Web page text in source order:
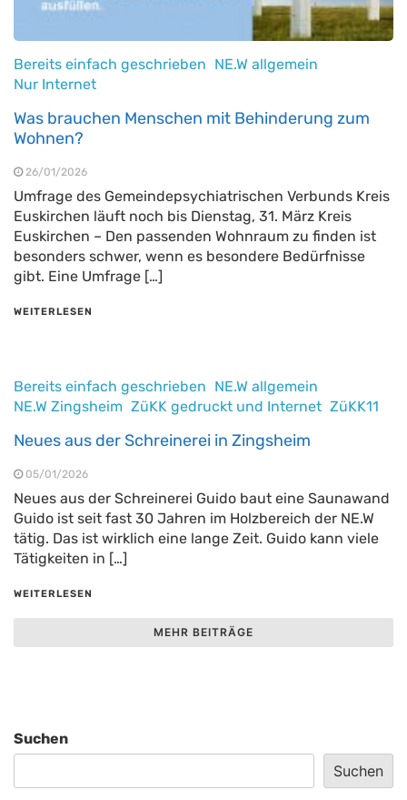
Bereits einfach geschrieben NE.W allgemein
Nur Internet
Was brauchen Menschen mit Behinderung zum
Wohnen?
26/01/2026
Umfrage des Gemeindepsychiatrischen Verbunds Kreis
Euskirchen läuft noch bis Dienstag, 31. März Kreis
Euskirchen – Den passenden Wohnraum zu finden ist
besonders schwer, wenn es besondere Bedürfnisse
gibt. Eine Umfrage […]
WEITERLESEN
Bereits einfach geschrieben NE.W allgemein
NE.W Zingsheim ZüKK gedruckt und Internet ZüKK11
Neues aus der Schreinerei in Zingsheim
05/01/2026
Neues aus der Schreinerei Guido baut eine Saunawand
Guido ist seit fast 30 Jahren im Holzbereich der NE.W
tätig. Das ist wirklich eine lange Zeit. Guido kann viele
Tätigkeiten in […]
WEITERLESEN
MEHR BEITRÄGE
Suchen
Suchen